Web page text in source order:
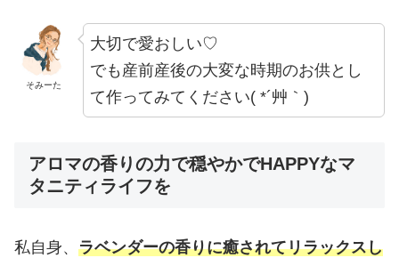
そみーた
大切で愛おしい♡
でも産前産後の大変な時期のお供とし
て作ってみてください( *´艸｀)
アロマの香りの力で穏やかでHAPPYなマ
タニティライフを
私自身、 ラベンダーの香りに癒されてリラックスし